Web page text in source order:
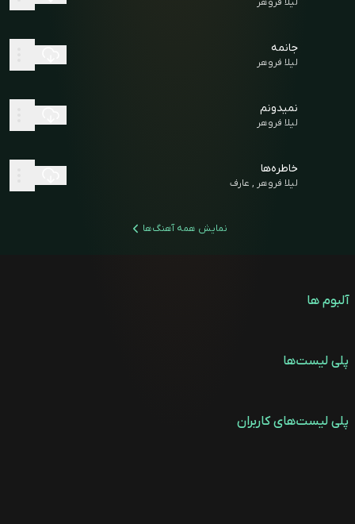
جانمه
لیلا فروهر
نمیدونم
لیلا فروهر
خاطره‌ها
لیلا فروهر , عارف
نمایش همه آهنگ‌ها
آلبوم ها
پلی لیست‌ها
پلی لیست‌های کاربران